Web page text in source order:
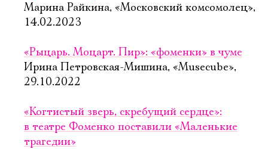
Марина Райкина, «Московский комсомолец»,
14.02.2023
«Рыцарь. Моцарт. Пир»: «фоменки» в чуме
Ирина Петровская-Мишина, «Musecube»,
29.10.2022
«Когтистый зверь, скребущий сердце»:
в театре Фоменко поставили «Маленькие
трагедии»